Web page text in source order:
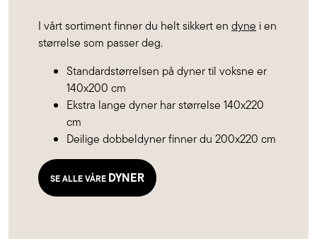
I vårt sortiment finner du helt sikkert en dyne i en
størrelse som passer deg.
Standardstørrelsen på dyner til voksne er
140x200 cm
Ekstra lange dyner har størrelse 140x220
cm
Deilige dobbeldyner finner du 200x220 cm
SE ALLE VÅRE DYNER